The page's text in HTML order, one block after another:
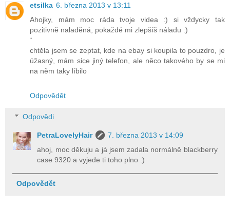
etsilka 6. března 2013 v 13:11
Ahojky, mám moc ráda tvoje videa :) si vždycky tak
pozitivně naladěná, pokaždé mi zlepšíš náladu :)
¨
chtěla jsem se zeptat, kde na ebay si koupila to pouzdro, je
úžasný, mám sice jiný telefon, ale něco takového by se mi
na něm taky líbilo
Odpovědět
Odpovědi
PetraLovelyHair
7. března 2013 v 14:09
ahoj, moc děkuju a já jsem zadala normálně blackberry
case 9320 a vyjede ti toho plno :)
Odpovědět